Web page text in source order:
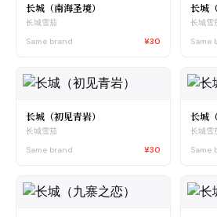
长城（南海圣境）
长城雪茄
Same brand
¥30
长城
长城雪
Same
长城（初见青岩）
长城雪茄
Same brand
¥30
长城
长城雪
Same